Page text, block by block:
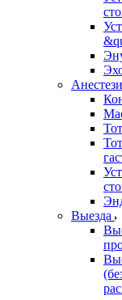
Выезда